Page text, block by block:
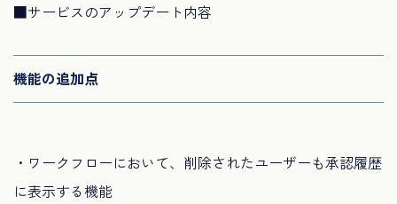
■サービスのアップデート内容
機能の追加点
・ワークフローにおいて、削除されたユーザーも承認履歴
に表示する機能